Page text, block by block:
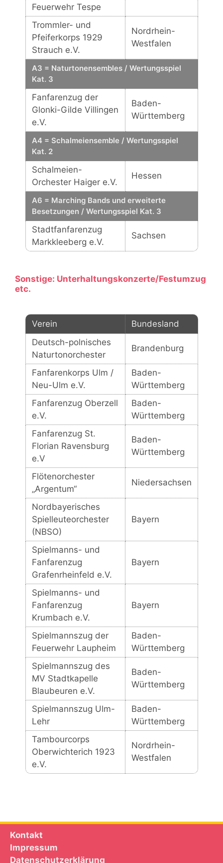
Feuerwehr Tespe
Trommler- und
Pfeiferkorps 1929
Strauch e.V.
Nordrhein-
Westfalen
A3 = Naturtonensembles / Wertungsspiel
Kat. 3
Fanfarenzug der
Glonki-Gilde Villingen
e.V.
Baden-
Württemberg
A4 = Schalmeiensemble / Wertungsspiel
Kat. 2
Schalmeien-
Orchester Haiger e.V.
Hessen
A6 = Marching Bands und erweiterte
Besetzungen / Wertungsspiel Kat. 3
Stadtfanfarenzug
Markkleeberg e.V.
Sachsen
Sonstige: Unterhaltungskonzerte/Festumzug
etc.
Verein
Bundesland
Deutsch-polnisches
Naturtonorchester
Brandenburg
Fanfarenkorps Ulm /
Neu-Ulm e.V.
Baden-
Württemberg
Fanfarenzug Oberzell
e.V.
Baden-
Württemberg
Fanfarenzug St.
Florian Ravensburg
e.V
Baden-
Württemberg
Flötenorchester
„Argentum“
Niedersachsen
Nordbayerisches
Spielleuteorchester
(NBSO)
Bayern
Spielmanns- und
Fanfarenzug
Grafenrheinfeld e.V.
Bayern
Spielmanns- und
Fanfarenzug
Krumbach e.V.
Bayern
Spielmannszug der
Feuerwehr Laupheim
Baden-
Württemberg
Spielmannszug des
MV Stadtkapelle
Blaubeuren e.V.
Baden-
Württemberg
Spielmannszug Ulm-
Lehr
Baden-
Württemberg
Tambourcorps
Oberwichterich 1923
e.V.
Nordrhein-
Westfalen
Kontakt
Impressum
Datenschutzerklärung